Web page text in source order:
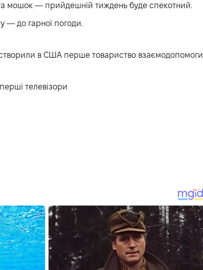
та мошок — прийдешній тиждень буде спекотний.
— до гарної погоди.
створили в США перше товариство взаємодопомоги
телевізори